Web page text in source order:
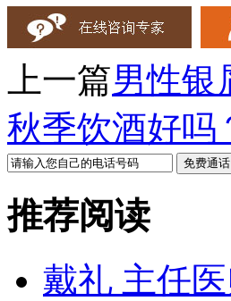
上一篇男性银
秋季饮酒好吗
推荐阅读
戴礼 主任